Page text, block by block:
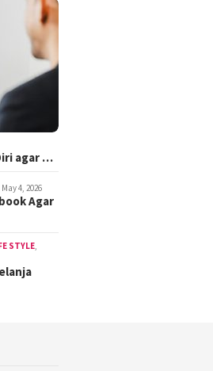
agar …
May 4, 2026
Agar
STYLE